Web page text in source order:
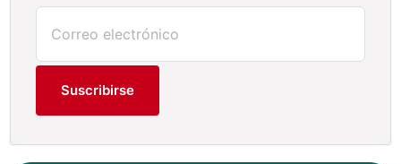
Suscribirse